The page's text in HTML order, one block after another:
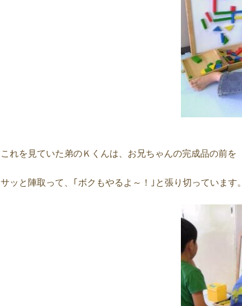
これを見ていた弟のＫくんは、お兄ちゃんの完成品の前を
サッと陣取って、｢ボクもやるよ～！｣と張り切っています。